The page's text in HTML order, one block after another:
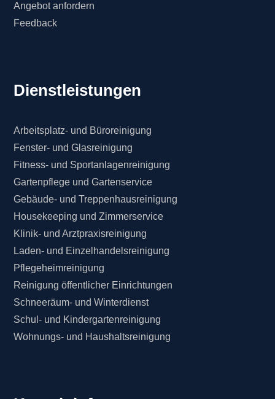
Angebot anfordern
Feedback
Dienstleistungen
Arbeitsplatz- und Büroreinigung
Fenster- und Glasreinigung
Fitness- und Sportanlagenreinigung
Gartenpflege und Gartenservice
Gebäude- und Treppenhausreinigung
Housekeeping und Zimmerservice
Klinik- und Arztpraxisreinigung
Laden- und Einzelhandelsreinigung
Pflegeheimreinigung
Reinigung öffentlicher Einrichtungen
Schneeräum- und Winterdienst
Schul- und Kindergartenreinigung
Wohnungs- und Haushaltsreinigung